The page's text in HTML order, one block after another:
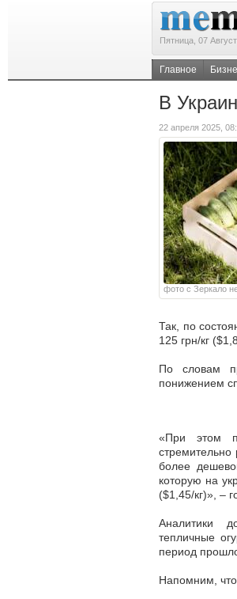
Пятница, 07 Август
Главное
В
22 апреля 2025,
фото с Зеркало
Так, по
125 грн/кг
По словам
понижением
«При этом
стремительно
более
которую на
($1,45/кг)», –
Аналитики
тепличные
период
Напомним, что